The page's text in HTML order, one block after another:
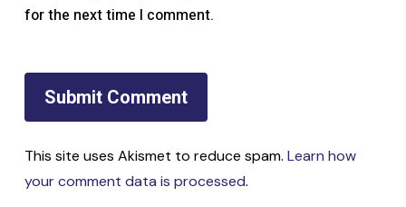
for the next time I comment.
This site uses Akismet to reduce spam. Learn how
your comment data is processed.